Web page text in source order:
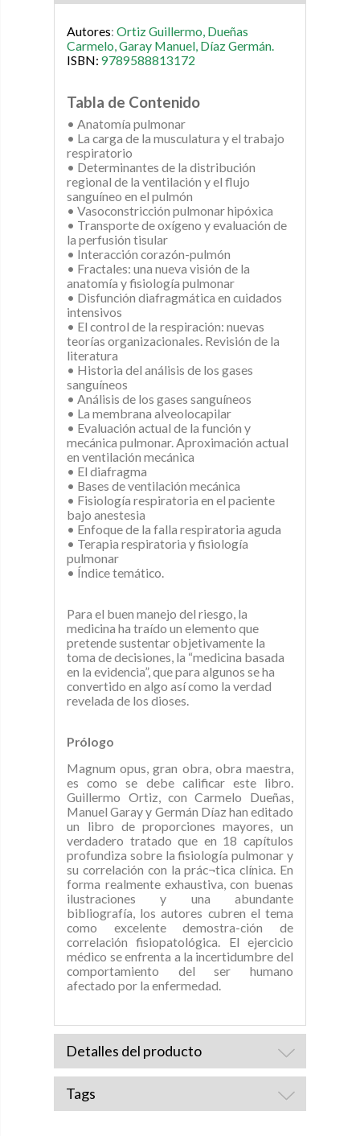
Autores: Ortiz Guillermo, Dueñas
Carmelo,Garay Manuel, Díaz Germán.
ISBN: 9789588813172
Tabla de Contenido
• Anatomía pulmonar
• La carga de la musculatura y el trabajo
respiratorio
• Determinantes de la distribución
regional de la ventilación y el flujo
sanguíneo en el pulmón
• Vasoconstricción pulmonar hipóxica
• Transporte de oxígeno y evaluación de
la perfusión tisular
• Interacción corazón-pulmón
• Fractales: una nueva visión de la
anatomía y fisiología pulmonar
• Disfunción diafragmática en cuidados
intensivos
• El control de la respiración: nuevas
teorías organizacionales. Revisión de la
literatura
• Historia del análisis de los gases
sanguíneos
• Análisis de los gases sanguíneos
• La membrana alveolocapilar
• Evaluación actual de la función y
mecánica pulmonar. Aproximación actual
en ventilación mecánica
• El diafragma
• Bases de ventilación mecánica
• Fisiología respiratoria en el paciente
bajo anestesia
• Enfoque de la falla respiratoria aguda
• Terapia respiratoria y fisiología
pulmonar
• Índice temático.
Para el buen manejo del riesgo, la
medicina ha traído un elemento que
pretende sustentar objetivamente la
toma de decisiones, la “medicina basada
en la evidencia”, que para algunos se ha
convertido en algo así como la verdad
revelada de los dioses.
Prólogo
Magnum opus, gran obra, obra maestra,
es como se debe calificar este libro.
Guillermo Ortiz, con Carmelo Dueñas,
Manuel Garay y Germán Díaz han editado
un libro de proporciones mayores, un
verdadero tratado que en 18 capítulos
profundiza sobre la fisiología pulmonar y
su correlación con la prác¬tica clínica. En
forma realmente exhaustiva, con buenas
ilustraciones y una abundante
bibliografía, los autores cubren el tema
como excelente demostra-ción de
correlación fisiopatológica. El ejercicio
médico se enfrenta a la incertidumbre del
comportamiento del ser humano
afectado por la enfermedad.
Detalles del producto
Tags